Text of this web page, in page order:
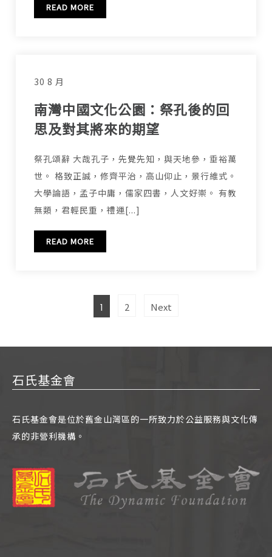
READ MORE
30 8 月
南灣中國文化公園：祭孔後的回
思及對其將來的期望
祭孔頌辭 大哉孔子，先覺先知，與天地參，垂裕萬
世。 格致正誠，修齊平治，高山仰止，景行維式。
大學論語，孟子中庸，儒家四書，人文好崇。 有教
無類，君輕民重，禮運[...]
READ MORE
分
Page
1 Page
2 Next
石氏基金會
石氏基金會是位於舊金山灣區的一所致力於公益服務與文化傳
承的非營利機構。